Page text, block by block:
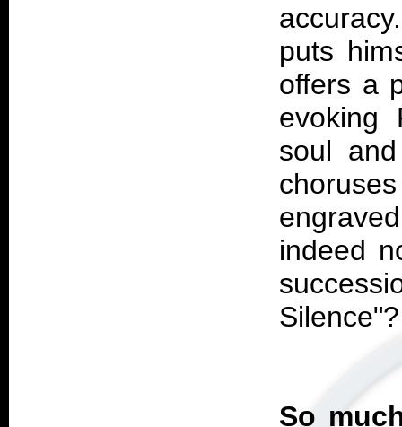
puts
offers a
evoking
soul
indeed
Silence"?
So